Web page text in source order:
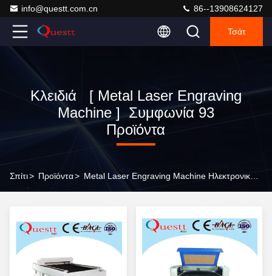
info@questt.com.cn 86--13908624127
Τσάτ
Κλειδιά [ Metal Laser Engraving
Machine ] Συμφωνία 93
Προϊόντα
Σπίτι> Προϊόντα>